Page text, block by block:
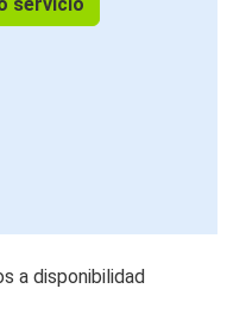
a disponibilidad